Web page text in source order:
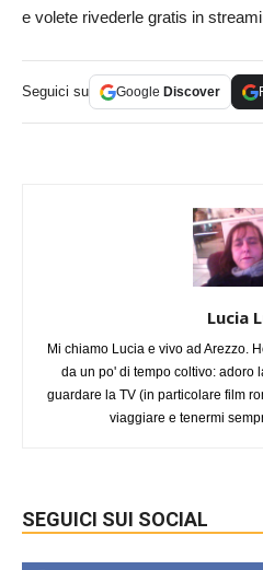
e volete rivederle gratis in
Seguici su Google Discover
Lucia
Mi chiamo Lucia e vivo ad Arezzo.
da un po' di tempo coltivo: adoro
guardare la TV (in particolare film
viaggiare e tenermi
SEGUICI SUI SOCIAL